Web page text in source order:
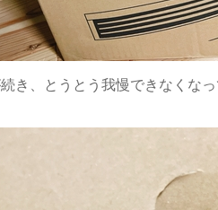
き、とうとう我慢できなくな